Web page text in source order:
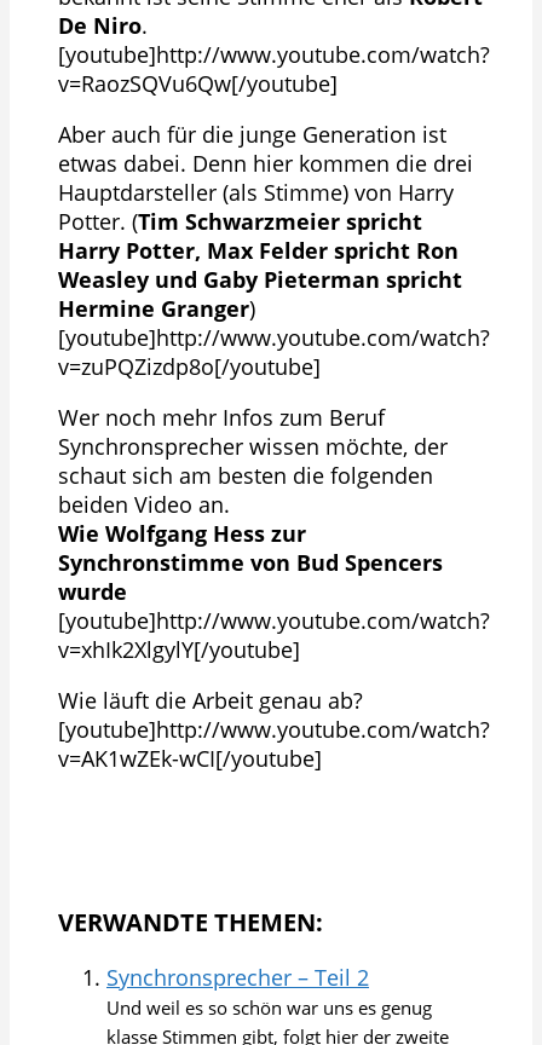
De Niro.
[youtube]http://www.youtube.com/watch?
v=RaozSQVu6Qw[/youtube]
Aber auch für die junge Generation ist
etwas dabei. Denn hier kommen die drei
Hauptdarsteller (als Stimme) von Harry
Potter. (Tim Schwarzmeier spricht
Harry Potter, Max Felder spricht Ron
Weasley und Gaby Pieterman spricht
Hermine Granger)
[youtube]http://www.youtube.com/watch?
v=zuPQZizdp8o[/youtube]
Wer noch mehr Infos zum Beruf
Synchronsprecher wissen möchte, der
schaut sich am besten die folgenden
beiden Video an.
Wie Wolfgang Hess zur
Synchronstimme von Bud Spencers
wurde
[youtube]http://www.youtube.com/watch?
v=xhIk2XlgylY[/youtube]
Wie läuft die Arbeit genau ab?
[youtube]http://www.youtube.com/watch?
v=AK1wZEk-wCI[/youtube]
VERWANDTE THEMEN:
Synchronsprecher – Teil 2
Und weil es so schön war uns es genug
klasse Stimmen gibt, folgt hier der zweite